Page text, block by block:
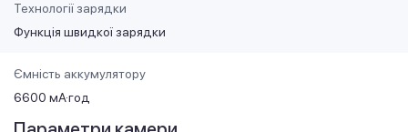
Технології зарядки
Функція швидкої зарядки
Ємність аккумулятору
6600 мА·год